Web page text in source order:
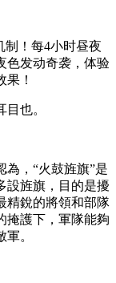
制！每4小时昼夜
色发动奇袭，体验
！
也。
為，“火鼓旌旗”是
設旌旗，目的是擾
精銳的將領和部隊
護下，軍隊能夠
。